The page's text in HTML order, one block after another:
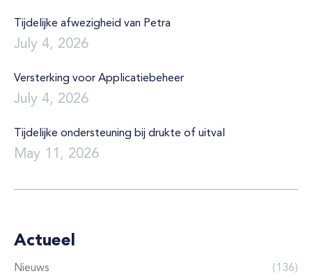
Tijdelijke afwezigheid van Petra
July 4, 2026
Versterking voor Applicatiebeheer
July 4, 2026
Tijdelijke ondersteuning bij drukte of uitval
May 11, 2026
Actueel
Nieuws (136)